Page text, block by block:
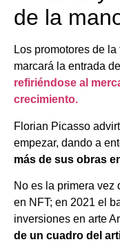
de la
Los promotores de
marcará la entrada
refiriéndose al
crecimiento.
Florian Picasso
empezar, dando a
más de sus obras
No es la primera vez
en NFT; en 2021 el
inversiones en arte
de un cuadro del